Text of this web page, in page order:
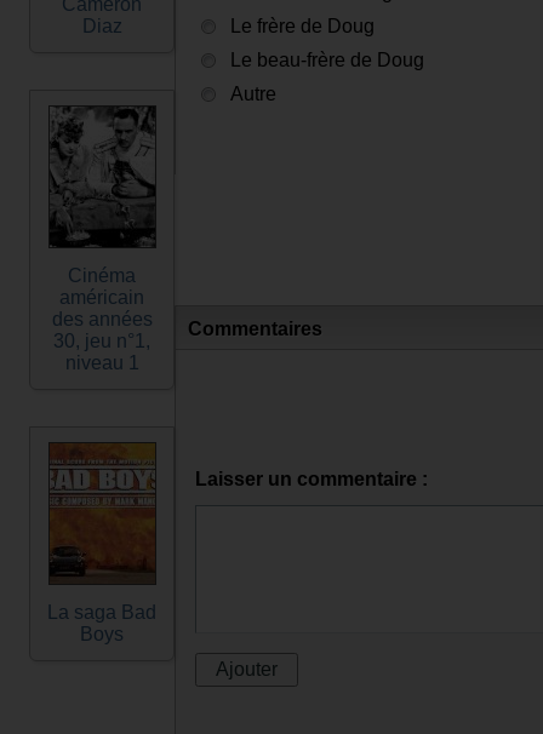
Cameron
Diaz
Cinéma
américain
des années
30, jeu n°1,
niveau 1
La saga Bad
Boys
Le frère de Doug
Le beau-frère de Doug
Autre
Commentaires
Laisser un commentaire :